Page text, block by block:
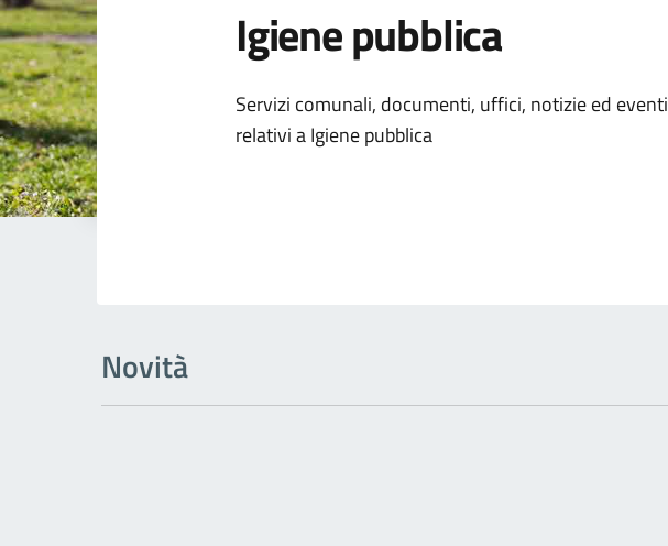
Igiene pubblica
Dettagli dell'argomento
Servizi comunali, documenti, uffici, notizie ed eventi
relativi a Igiene pubblica
Novità